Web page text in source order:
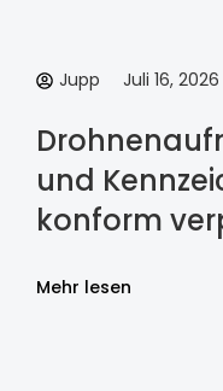
Jupp Juli 16, 2026
und
konform
Mehr lesen